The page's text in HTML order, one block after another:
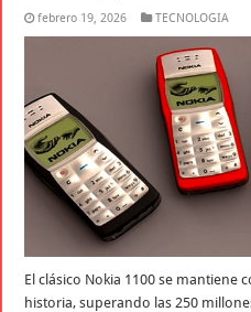
febrero 19, 2026 TECNOLOGIA
El clásico Nokia 1100 se mantiene
historia, superando las 250